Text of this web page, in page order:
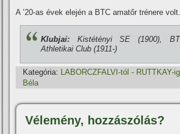
A ’20-as évek elején a BTC amatőr trénere volt.
Klubjai: Kistétényi SE (1900),
Athletikai Club (1911-)
Kategória: LABORCZFALVI-tól - RUTTKAY-ig
Béla
Vélemény, hozzászólás?